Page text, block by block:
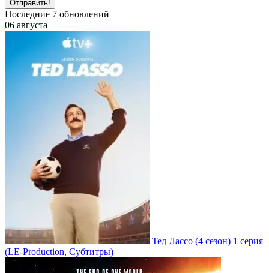
Отправить!
Последние 7 обновлений
06 августа
Тед Лассо (4 сезон) 1 серия
(LE-Production, Субтитры)